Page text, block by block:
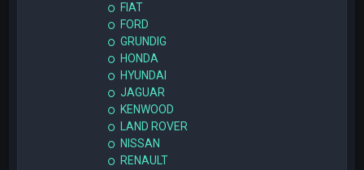
FIAT
FORD
GRUNDIG
HONDA
HYUNDAI
JAGUAR
KENWOOD
LAND ROVER
NISSAN
RENAULT